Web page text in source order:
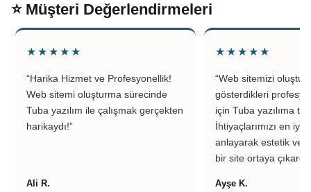
⭐ Müşteri Değerlendirmeleri
★★★★★
“Harika Hizmet ve Profesyonellik!
Web sitemi oluşturma sürecinde
Tuba yazılım ile çalışmak gerçekten
harikaydı!”
Ali R.
★★★★★
“Web sitemizi
gösterdikleri
için Tuba yazılıma
İhtiyaçlarımızı en iyi
anlayarak estetik ve
bir site ortaya
Ayşe K.